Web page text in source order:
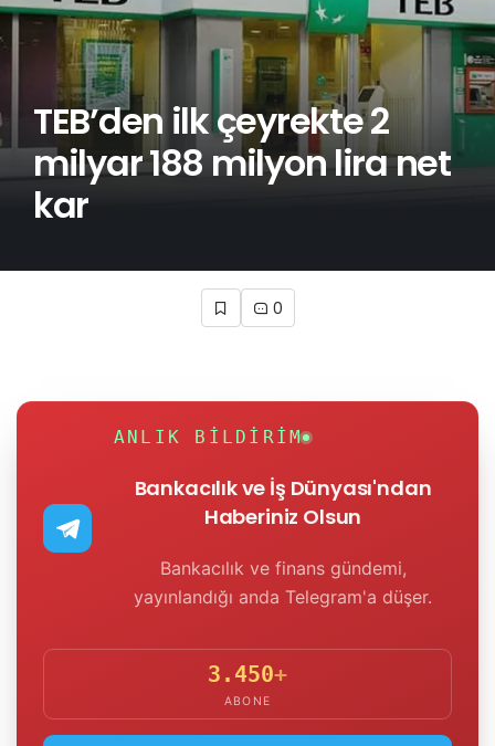
TEB’den ilk çeyrekte 2
milyar 188 milyon lira net
kar
0
ANLIK BILDIRIM
Bankacılık ve İş Dünyası'ndan
Haberiniz Olsun
Bankacılık ve finans gündemi,
yayınlandığı anda Telegram'a düşer.
3.450+
ABONE